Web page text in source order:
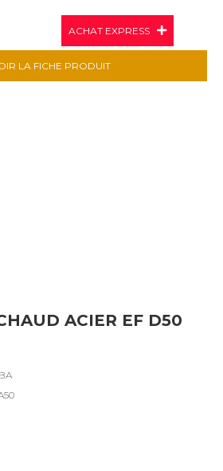
ACHAT EXPRESS
LA FICHE PRODUIT
ACIER EF D50